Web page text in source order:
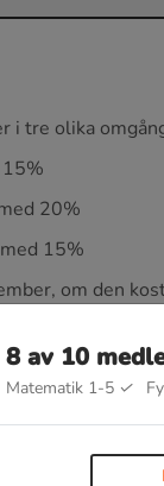
i tre olika
20%
15%
om den
8 av 10
Matematik 1-5 ✓